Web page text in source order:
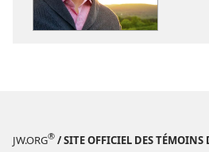
JW.ORG® / SITE OFFICIEL DES TÉMOINS